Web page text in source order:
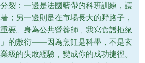
裂：一邊是法國藍帶的科班訓練，讓
；另一邊則是在市場長大的野路子，
要。身為公共營養師，我寫食譜拒絕
」的敷衍——因為烹飪是科學，不是玄
級的失敗經驗，變成你的成功捷徑。